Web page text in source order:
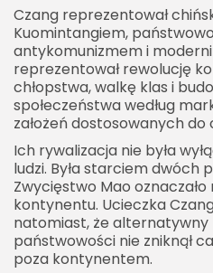
Czang reprezentował
Kuomintangiem,
antykomunizmem i
reprezentował rewolucję
chłopstwa, walkę klas i
społeczeństwa według
założeń dostosowanych do
Ich rywalizacja nie była
ludzi. Była starciem dwóch
Zwycięstwo Mao
kontynentu. Ucieczka
natomiast, że alternatywny
państwowości nie zniknął
poza kontynentem.